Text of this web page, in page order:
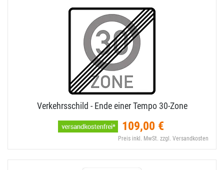
Verkehrsschild - Ende einer Tempo 30-​Zone
109,00 €
Preis inkl. MwSt. zzgl. Versandkosten